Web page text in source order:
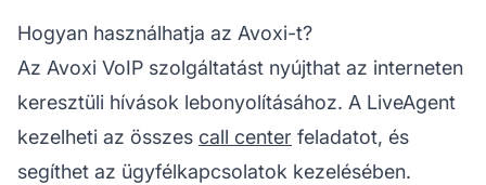
Hogyan használhatja az Avoxi-t?
Az Avoxi VoIP szolgáltatást nyújthat az interneten
keresztüli hívások lebonyolításához. A LiveAgent
kezelheti az összes call center feladatot, és
segíthet az ügyfélkapcsolatok kezelésében.